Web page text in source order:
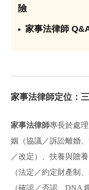
險
家事法律師
家事法律師定位：
家事法律師專長於處
姻（協議／訴訟離婚
／改定）、扶養與贍
（法定／約定財產制
（確認／否認、DNA